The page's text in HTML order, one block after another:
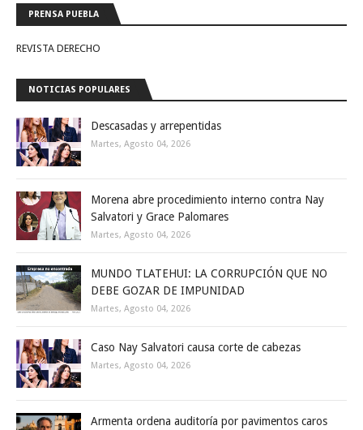
PRENSA PUEBLA
REVISTA DERECHO
NOTICIAS POPULARES
Descasadas y arrepentidas
Martes, Agosto 04, 2026
Morena abre procedimiento interno contra Nay
Salvatori y Grace Palomares
Martes, Agosto 04, 2026
MUNDO TLATEHUI: LA CORRUPCIÓN QUE NO
DEBE GOZAR DE IMPUNIDAD
Martes, Agosto 04, 2026
Caso Nay Salvatori causa corte de cabezas
Martes, Agosto 04, 2026
Armenta ordena auditoría por pavimentos caros